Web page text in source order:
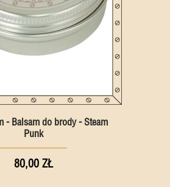
- Balsam do brody - Steam
Punk
80,00 ZŁ